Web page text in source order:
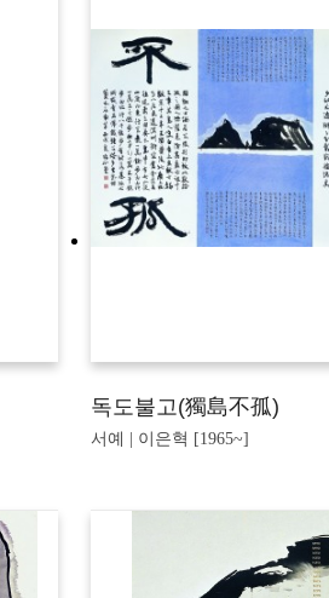
독도불고(獨島不孤)
서예 | 이은혁 [1965~]